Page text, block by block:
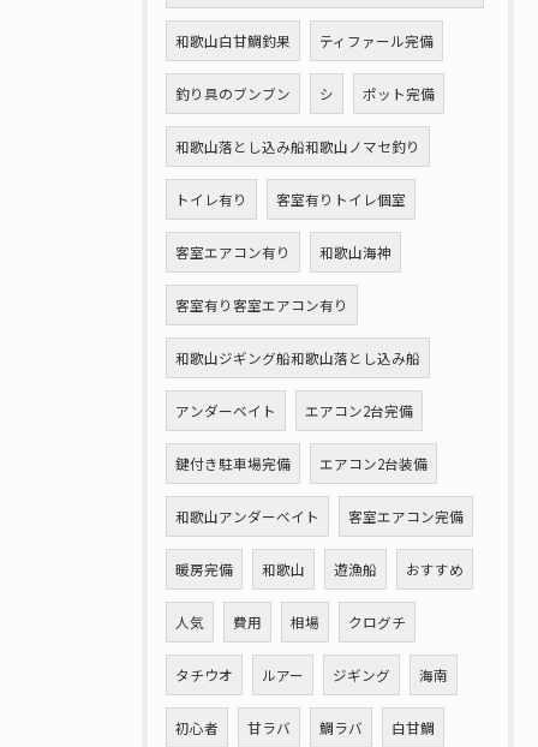
和歌山白甘鯛釣果 ティファール完備
釣り具のブンブン シ ポット完備
和歌山落とし込み船和歌山ノマセ釣り
トイレ有り 客室有りトイレ個室
客室エアコン有り 和歌山海神
客室有り客室エアコン有り
和歌山ジギング船和歌山落とし込み船
アンダーベイト エアコン2台完備
鍵付き駐車場完備 エアコン2台装備
和歌山アンダーベイト 客室エアコン完備
暖房完備 和歌山 遊漁船 おすすめ
人気 費用 相場 クログチ
タチウオ ルアー ジギング 海南
初心者 甘ラバ 鯛ラバ 白甘鯛